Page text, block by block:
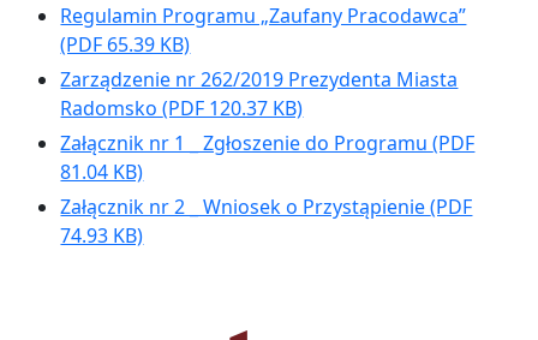
Regulamin Programu „Zaufany Pracodawca”
(PDF 65.39 KB)
Zarządzenie nr 262/2019 Prezydenta Miasta
Radomsko (PDF 120.37 KB)
Załącznik nr 1 _ Zgłoszenie do Programu (PDF
81.04 KB)
Załącznik nr 2 _ Wniosek o Przystąpienie(PDF
74.93 KB)